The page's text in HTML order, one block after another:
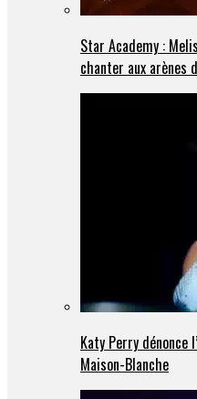
Star Academy :
chanter aux arènes
Katy Perry
Maison-Blanche